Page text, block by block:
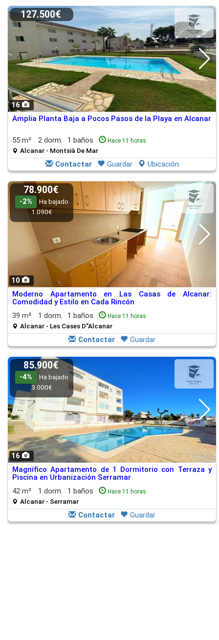
16
127.500€
Amplia Planta Baja a Pocos Pasos de la Playa en Alcanar
55 m² 2 dorm. 1 baños Hace 11 horas
Alcanar - Montsià De Mar
Contactar Guardar Ubicación
10
78.900€
-2%
Ha bajado
1.090€
Moderno Apartamento en Las Casas de Alcanar:
Comodidad y Estilo en Cada Rincón
39 m²
1 dorm. 1 baños Hace 11 horas
Alcanar - Les Cases D"Alcanar
Contactar Guardar
16
85.900€
-4%
Ha bajado
3.000€
Magnífico Apartamento de 1 Dormitorio con Terraza y
Piscina en Urbanización Serramar
42 m²
1 dorm. 1 baños Hace 11 horas
Alcanar - Serramar
Contactar Guardar